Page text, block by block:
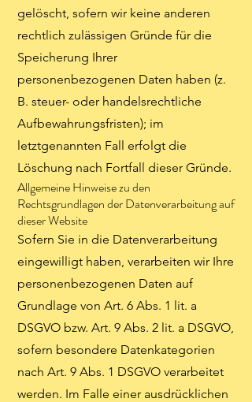
gelöscht, sofern wir keine anderen
rechtlich zulässigen Gründe für die
Speicherung Ihrer
personenbezogenen Daten haben (z.
B. steuer- oder handelsrechtliche
Aufbewahrungsfristen); im
letztgenannten Fall erfolgt die
Löschung nach Fortfall dieser Gründe.
Allgemeine Hinweise zu den
Rechtsgrundlagen der Datenverarbeitung auf
dieser Website
Sofern Sie in die Datenverarbeitung
eingewilligt haben, verarbeiten wir Ihre
personenbezogenen Daten auf
Grundlage von Art. 6 Abs. 1 lit. a
DSGVO bzw. Art. 9 Abs. 2 lit. a DSGVO,
sofern besondere Datenkategorien
nach Art. 9 Abs. 1 DSGVO verarbeitet
werden. Im Falle einer ausdrücklichen